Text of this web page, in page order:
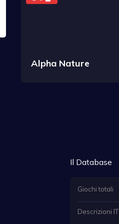
Alpha Nature
Il Database
Giochi totali
Descrizioni IT